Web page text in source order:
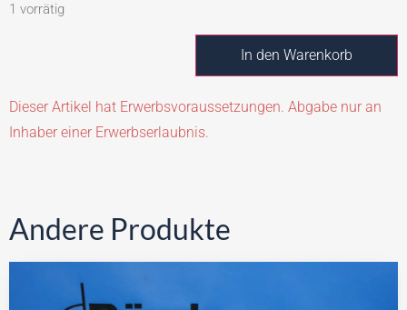
1 vorrätig
In den Warenkorb
Dieser Artikel hat Erwerbsvoraussetzungen. Abgabe nur an
Inhaber einer Erwerbserlaubnis.
Andere Produkte